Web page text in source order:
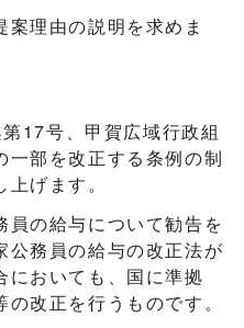
理由の説明を求めま
17号、甲賀広域行政組
一部を改正する条例の制
げます。
員の給与について勧告を
公務員の給与の改正法が
においても、国に準拠
改正を行うものです。